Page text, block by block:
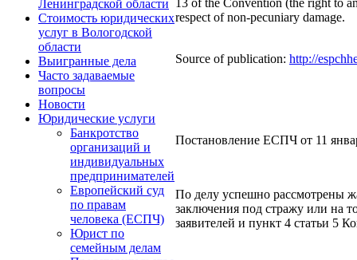
Ленинградской области
Стоимость юридических
услуг в Вологодской
области
Выигранные дела
Часто задаваемые
вопросы
Новости
Юридические услуги
Банкротство
организаций и
индивидуальных
предпринимателей
Европейский суд
по правам
человека (ЕСПЧ)
Юрист по
семейным делам
respect of non-pecuniary damage.
Source of publication: http://
Постановление ЕСПЧ от 11
По делу успешно рассмотрены
заключения под стражу или на
заявителей и пункт 4 статьи 5